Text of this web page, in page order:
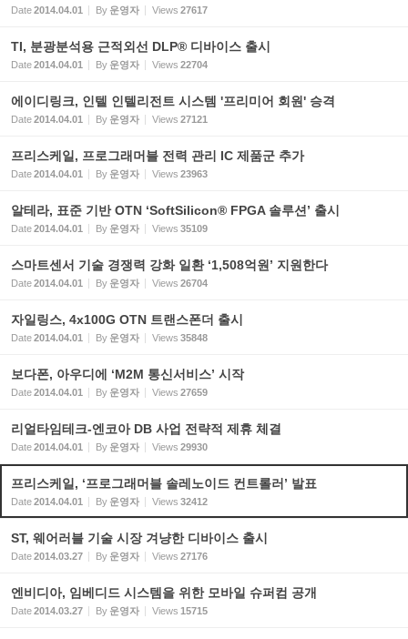
Date2014.04.01 By 운영자 Views 27617
TI, 분광분석용 근적외선 DLP® 디바이스 출시
Date2014.04.01 By 운영자 Views 22704
에이디링크, 인텔 인텔리전트 시스템 '프리미어 회원' 승격
Date2014.04.01 By 운영자 Views 27121
프리스케일, 프로그래머블 전력 관리 IC 제품군 추가
Date2014.04.01 By 운영자 Views 23963
알테라, 표준 기반 OTN ‘SoftSilicon® FPGA 솔루션’ 출시
Date2014.04.01 By 운영자 Views 35109
스마트센서 기술 경쟁력 강화 일환 ‘1,508억원’ 지원한다
Date2014.04.01 By 운영자 Views 26704
자일링스, 4x100G OTN 트랜스폰더 출시
Date2014.04.01 By 운영자 Views 35848
보다폰, 아우디에 ‘M2M 통신서비스’ 시작
Date2014.04.01 By 운영자 Views 27659
리얼타임테크-엔코아 DB 사업 전략적 제휴 체결
Date2014.04.01 By 운영자 Views 29930
프리스케일, ‘프로그래머블 솔레노이드 컨트롤러’ 발표
Date2014.04.01 By 운영자 Views 32412
ST, 웨어러블 기술 시장 겨냥한 디바이스 출시
Date2014.03.27 By 운영자 Views 27176
엔비디아, 임베디드 시스템을 위한 모바일 슈퍼컴 공개
Date2014.03.27 By 운영자 Views 15715